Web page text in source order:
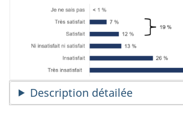
Description détailée